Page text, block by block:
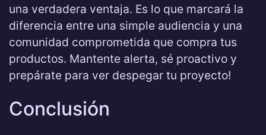
una verdadera ventaja. Es lo que marcará la
diferencia entre una simple audiencia y una
comunidad comprometida que compra tus
productos. Mantente alerta, sé proactivo y
prepárate para ver despegar tu proyecto!
Conclusión